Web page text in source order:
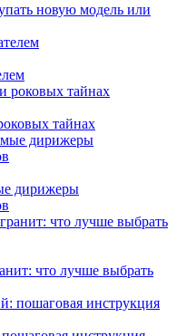
новую модель или
тайнах
дирижеры
что лучше выбрать